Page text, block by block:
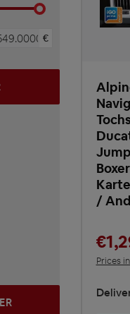
€
/
Prices